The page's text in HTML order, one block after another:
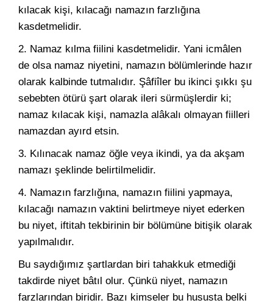
kılacak kişi, kılacağı namazın farzlığına
kasdetmelidir.
2. Namaz kılma fiilini kasdetmelidir. Yani icmâlen
de olsa namaz niyetini, namazın bölümlerinde hazır
olarak kalbinde tutmalıdır. Şâfiîler bu ikinci şıkkı şu
sebebten ötürü şart olarak ileri sürmüşlerdir ki;
namaz kılacak kişi, namazla alâkalı olmayan fiilleri
namazdan ayırd etsin.
3. Kılınacak namaz öğle veya ikindi, ya da akşam
namazı şeklinde belirtilmelidir.
4. Namazın farzlığına, namazın fiilini yapmaya,
kılacağı namazın vaktini belirtmeye niyet ederken
bu niyet, iftitah tekbirinin bir bölümüne bitişik olarak
yapılmalıdır.
Bu saydığımız şartlardan biri tahakkuk etmediği
takdirde niyet bâtıl olur. Çünkü niyet, namazın
farzlarından biridir. Bazı kimseler bu hususta belki